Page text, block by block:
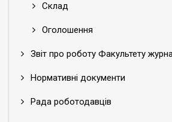
Склад
Оголошення
Звіт про роботу Факультету
Нормативні документи
Рада роботодавців